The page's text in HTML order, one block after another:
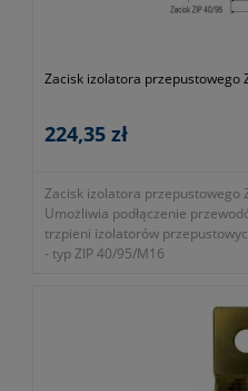
Zacisk izolatora przepustowego
224,35 zł
Zacisk izolatora przepustowego
Umożliwia podłączenie
trzpieni izolatorów
- typ ZIP 40/95/M16
- symbol producenta BK 6242/1
- okres gwarancji 12 miesięcy